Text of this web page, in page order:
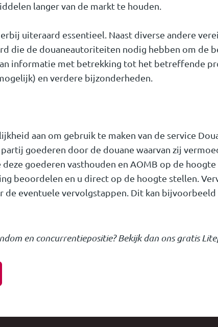
langer van de markt te houden.
uiteraard essentieel. Naast diverse andere
die de douaneautoriteiten nodig hebben om de
informatie met betrekking tot het betreffende
en verdere bijzonderheden.
aan om gebruik te maken van de service
goederen door de douane waarvan zij
goederen vasthouden en AOMB op de
beoordelen en u direct op de hoogte stellen.
de eventuele vervolgstappen. Dit kan
en concurrentiepositie? Bekijk dan ons gratis